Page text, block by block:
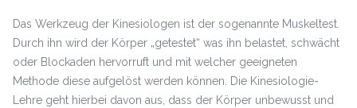
Das Werkzeug der Kinesiologen ist der sogenannte Muskeltest.
Durch ihn wird der Körper „getestet“ was ihn belastet, schwächt
oder Blockaden hervorruft und mit welcher geeigneten
Methode diese aufgelöst werden können. Die Kinesiologie-
Lehre geht hierbei davon aus, dass der Körper unbewusst und